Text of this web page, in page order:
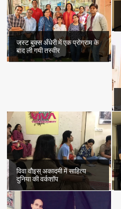
जस्ट बुक्स अँधेरी में एक प्रोग्राम के
बाद ली गयी तस्वीर
विवा वौइस् अकादमी में साहित्य
दुनिया की वर्कशॉप